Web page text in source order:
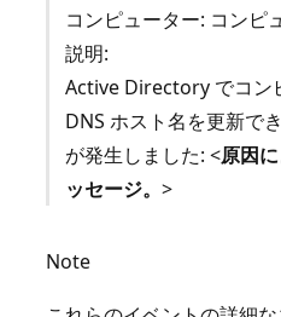
コンピューター: コンピ
説明:
Active Directory でコン
DNS ホスト名を更新で
が発生しました: <原因
ッセージ。 >
Note